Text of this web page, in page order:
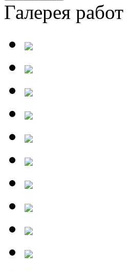
Галерея работ